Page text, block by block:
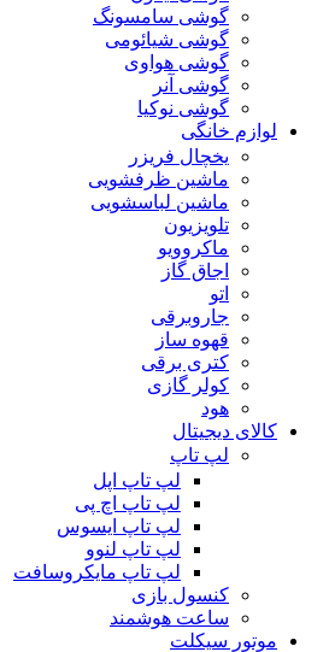
گوشی سامسونگ
گوشی شیائومی
گوشی هواوی
گوشی آنر
گوشی نوکیا
لوازم خانگی
یخچال فریزر
ماشین ظرفشویی
ماشین لباسشویی
تلویزیون
ماکروویو
اجاق گاز
اتو
جاروبرقی
قهوه ساز
کتری برقی
کولر گازی
هود
کالای دیجیتال
لپ تاپ
لپ تاپ اپل
لپ تاپ اچ پی
لپ تاپ ایسوس
لپ تاپ لنوو
لپ تاپ مایکروسافت
کنسول بازی
ساعت هوشمند
موتور سیکلت